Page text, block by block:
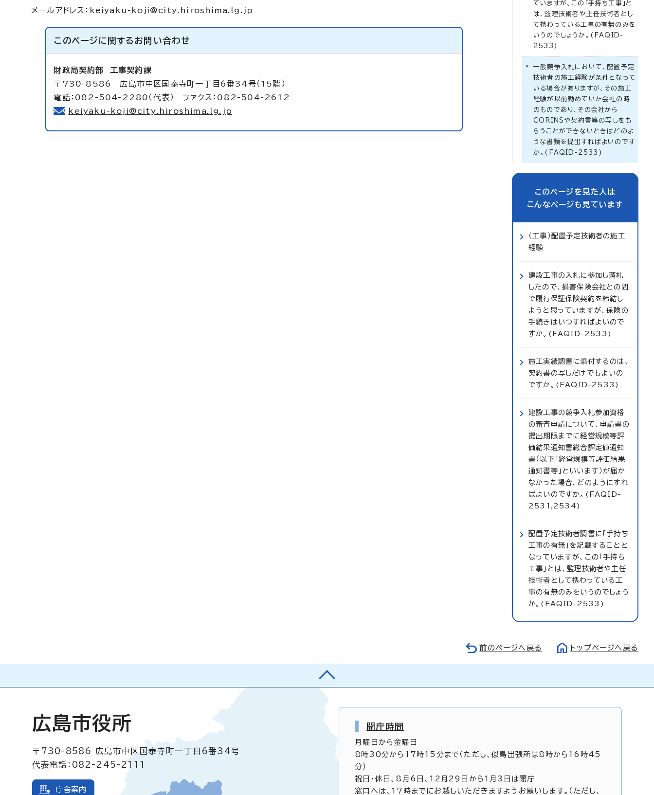
メールアドレス： keiyaku-koji@city.hiroshima.lg.jp
このページに関する お問い合わせ
財政局契約部 工事契約課
〒730-8586 広島市中区国泰寺町一丁目6番34号（15階）
電話：082-504-2280（代表） ファクス：082-504-2612
keiyaku-koji@city.hiroshima.lg.jp
ていますが、この「手持ち工事」と
は、監理技術者や主任技術者とし
て携わっている工事の有無のみを
いうのでしょうか。(FAQID-
2533)
一般競争入札において、配置予定
技術者の施工経験が条件となって
いる場合がありますが、その施工
経験が以前勤めていた会社の時
のものであり、その会社から
CORINSや契約書等の写しをも
らうことができないときはどのよ
うな書類を提出すればよいのです
か。(FAQID-2533)
このページを見た人は
こんなページも見ています
（工事）配置予定技術者の施工
経験
建設工事の入札に参加し落札
したので、損害保険会社との間
で履行保証保険契約を締結し
ようと思っていますが、保険の
手続きはいつすればよいので
すか。(FAQID-2533)
施工実績調書に添付するのは、
契約書の写しだけでもよいの
ですか。(FAQID-2533)
建設工事の競争入札参加資格
の審査申請について、申請書の
提出期限までに経営規模等評
価結果通知書総合評定値通知
書（以下「経営規模等評価結果
通知書等」といいます）が届か
なかった場合、どのようにすれ
ばよいのですか。(FAQID-
2531,2534)
配置予定技術者調書に「手持ち
工事の有無」を記載することと
なっていますが、この「手持ち
工事」とは、監理技術者や主任
技術者として携わっている工
事の有無のみをいうのでしょう
か。(FAQID-2533)
前のページへ戻る トップページへ戻る
広島市役所
〒730-8586
広島市中区国泰寺町一丁目6番34号
代表電話：082-245-2111
庁舎案内
開庁時間
月曜日から金曜日
8時30分から17時15分まで（ただし、似島出張所は8時から16時45
分）
祝日・休日、8月6日、12月29日から1月3日は閉庁
窓口へは、17時までにお越しいただきますようお願いします。（ただし、